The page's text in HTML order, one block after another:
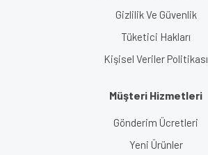
Gizlilik Ve Güvenlik
Tüketici Hakları
Kişisel Veriler Politikası
Müşteri Hizmetleri
Gönderim Ücretleri
Yeni Ürünler